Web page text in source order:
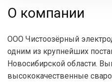
О компании
ООО Чистоозёрный
одним из крупнейших
Новосибирской области.
высококачественные